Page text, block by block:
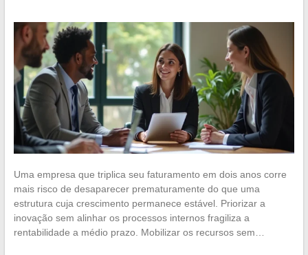
Uma empresa que triplica seu faturamento em dois anos corre
mais risco de desaparecer prematuramente do que uma
estrutura cuja crescimento permanece estável. Priorizar a
inovação sem alinhar os processos internos fragiliza a
rentabilidade a médio prazo. Mobilizar os recursos sem…